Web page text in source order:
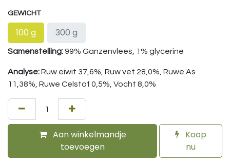
GEWICHT
100 g 300 g
Samenstelling:99% Ganzenvlees, 1% glycerine
Analyse:Ruw eiwit 37,6%, Ruw vet 28,0%, Ruwe As
11,38%, Ruwe Celstof 0,5%, Vocht 8,0%
Aan winkelmandje
toevoegen
Koop
nu